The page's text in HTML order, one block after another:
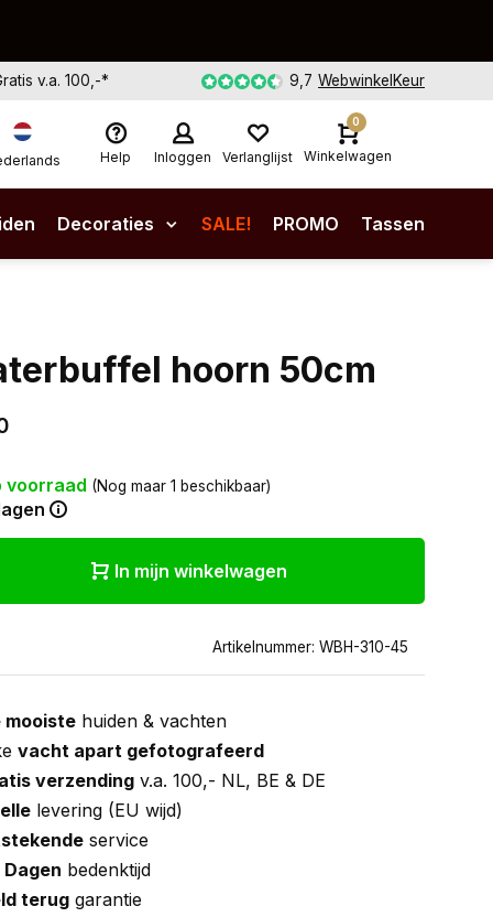
v.a. 100,-* 9,7 WebwinkelKeur
Help Inloggen Verlanglijst
0
Winkelwagen
Decoraties SALE! PROMO Tassen
hoorn 50cm
voorraad (Nog maar 1 beschikbaar)
In mijn winkelwagen
Artikelnummer: WBH-310-45
mooiste huiden & vachten
vacht apart gefotografeerd
verzending v.a. 100,- NL, BE & DE
levering (EU wijd)
service
bedenktijd
terug garantie